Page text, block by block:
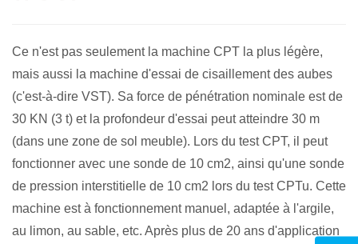
Ce n'est pas seulement la machine CPT la plus légère,
mais aussi la machine d'essai de cisaillement des aubes
(c'est-à-dire VST). Sa force de pénétration nominale est de
30 KN (3 t) et la profondeur d'essai peut atteindre 30 m
(dans une zone de sol meuble). Lors du test CPT, il peut
fonctionner avec une sonde de 10 cm2, ainsi qu'une sonde
de pression interstitielle de 10 cm2 lors du test CPTu. Cette
machine est à fonctionnement manuel, adaptée à l'argile,
au limon, au sable, etc. Après plus de 20 ans d'application